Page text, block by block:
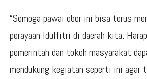
“Semoga pawai obor ini bisa terus
perayaan Idulfitri di daerah kita.
pemerintah dan tokoh masyarakat
mendukung kegiatan seperti ini agar